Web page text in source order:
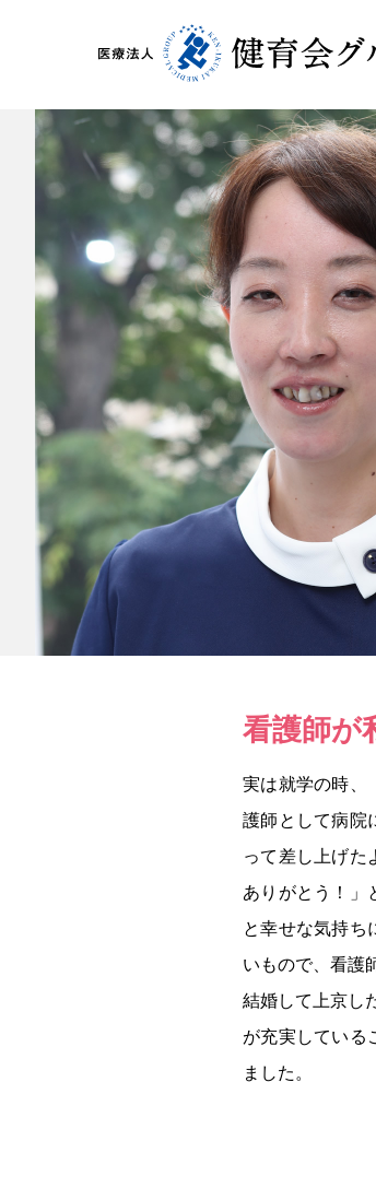
看護師が
実は就学の時、
護師として病院
って差し上げた
ありがとう！」
と幸せな気持ち
いもので、看護
結婚して上京し
が充実している
ました。